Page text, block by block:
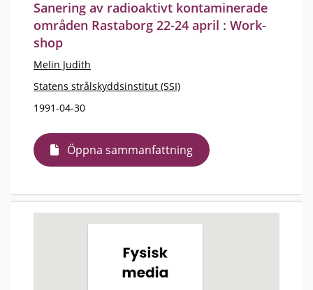
Sanering av radioaktivt kontaminerade
områden Rastaborg 22-24 april : Work-
shop
Melin Judith
Statens strålskyddsinstitut (SSI)
1991-04-30
Öppna sammanfattning